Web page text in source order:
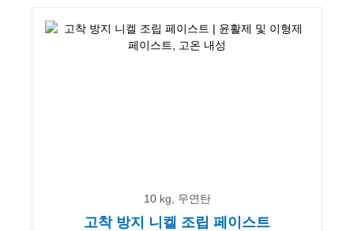
10 kg, 무연탄
고착 방지 니켈 조립 페이스트